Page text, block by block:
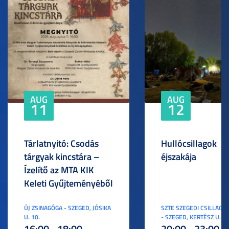
AUG
11
Tárlatnyitó: Csodás
tárgyak kincstára –
Ízelítő az MTA KIK
Keleti Gyűjteményéből
ÚJ ZSINAGÓGA - SZEGED, JÓSIKA
U. 10.
AUG
12
Hullócsillagok
éjszakája
SZTE SZEGEDI
- SZEGED, KERTÉSZ U. 3.